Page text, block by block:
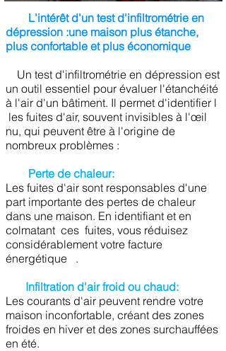
L'intérêt d'un test d'infiltrométrie en
dépression :une maison plus étanche,
plus confortable et plus économique
Un test d'infiltrométrie en dépression est
un outil essentiel pour évaluer l'étanchéité
à l'air d'un bâtiment. Il permet d'identifier l
les fuites d'air, souvent invisibles à l'œil
nu, qui peuvent être à l'origine de
nombreux problèmes :
Perte de chaleur:
Les fuites d'air sont responsables d'une
part importante des pertes de chaleur
dans une maison. En identifiant et en
colmatant ces fuites, vous réduisez
considérablement votre facture
énergétique .
Infiltration d'air froid ou chaud:
Les courants d'air peuvent rendre votre
maison inconfortable, créant des zones
froides en hiver et des zones surchauffées
en été.